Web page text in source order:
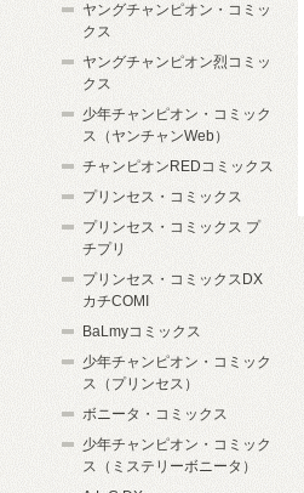
ヤングチャンピオン・コミッ
クス
ヤングチャンピオン烈コミッ
クス
少年チャンピオン・コミック
ス（ヤンチャンWeb）
チャンピオンREDコミックス
プリンセス・コミックス
プリンセス・コミックス プ
チプリ
プリンセス・コミックスDX
カチCOMI
BaLmyコミックス
少年チャンピオン・コミック
ス（プリンセス）
ボニータ・コミックス
少年チャンピオン・コミック
ス（ミステリーボニータ）